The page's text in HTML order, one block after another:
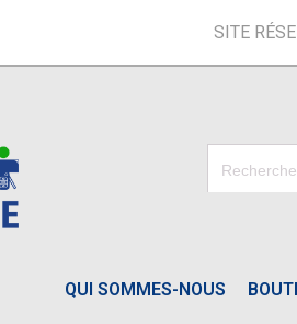
SITE
QUI SOMMES-NOUS